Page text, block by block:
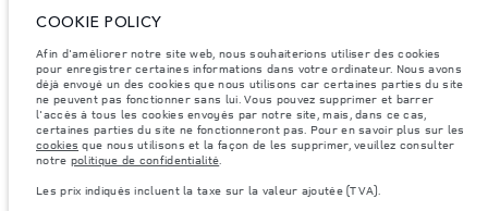
Les poids indiqués correspondent à des spécifications de véhicule standard.
affecteront la charge utile. Assurez-vous que le poids total en charge du
véhicule, les charges maximales par essieu et la charge utile ne sont pas
dépassés lorsque vous chargez des accessoires, des occupants, des liquides
et des carburants.
Remarque importante sur les images et les spécifications.La pénurie
mondiale de semi-conducteurs affecte actuellement les spécifications de
construction des véhicules, la disponibilité des options et les délais de
construction. Cette situation s’avère très fluctuante, et par conséquent, les
images utilisées actuellement sur le site Web peuvent ne pas refléter
entièrement les spécifications actuelles en ce qui concerne les
COOKIE POLICY
Afin d'améliorer notre site web, nous souhaiterions utiliser des cookies
pour enregistrer certaines informations dans votre ordinateur. Nous avons
déjà envoyé un des cookies que nous utilisons car certaines parties du site
ne peuvent pas fonctionner sans lui. Vous pouvez supprimer et barrer
l'accès à tous les cookies envoyés par notre site, mais, dans ce cas,
certaines parties du site ne fonctionneront pas. Pour en savoir plus sur les
cookies que nous utilisons et la façon de les supprimer, veuillez consulter
notre politique de confidentialité.
Les prix indiqués incluent la taxe sur la valeur ajoutée (TVA).